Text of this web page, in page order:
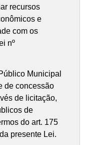
recursos
e
com os
nº
Municipal
de concessão
de licitação,
de
do art. 175
presente Lei.